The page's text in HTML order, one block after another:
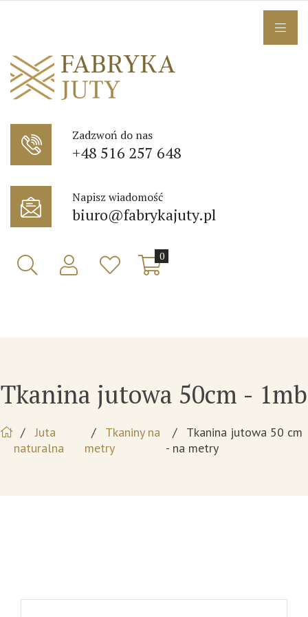
Zadzwoń do nas
+48 516 257 648
Napisz wiadomość
biuro@fabrykajuty.pl
0
Tkanina jutowa 50cm - 1mb
Juta
naturalna
Tkaniny na
metry
Tkanina jutowa 50 cm
- na metry